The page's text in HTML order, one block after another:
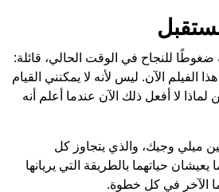
ضغوطًا للنجاح في الوقت الحالي، قائلة:
الفيلم الآن. ليس لأنه لا يمكنني القيام
ولكن لماذا لا أفعل ذلك الآن عندما أعلم أنه
ميلي وجيك، والذي يتجاوز كل
يعيشان حياتهما بالطريقة التي يريانها
الآخر في كل خطوة.